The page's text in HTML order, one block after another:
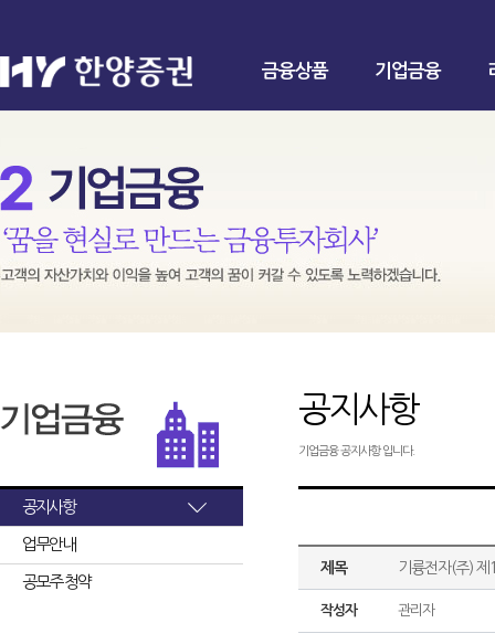
금융상품 기업금융
공지사항
업무안내
공모주 청약
공지사항
기업금융 공지사항 입니다.
제목 기륭전자(주)
작성자 관리자